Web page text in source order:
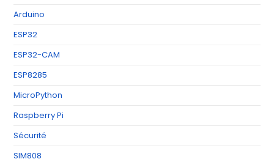
Arduino
ESP32
ESP32-CAM
ESP8285
MicroPython
Raspberry Pi
Sécurité
SIM808